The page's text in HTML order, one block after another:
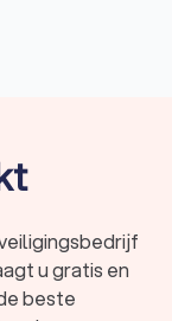
bezoekers.
VIP. Wanneer
situaties,
uitkomst
u gratis en
beste